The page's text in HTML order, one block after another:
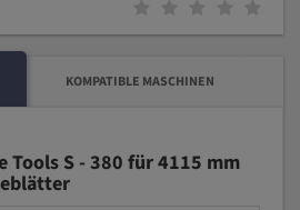
KOMPATIBLE MASCHINEN
Tools S - 380 für 4115 mm